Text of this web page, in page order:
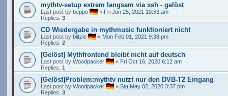
mythtv-setup extrem langsam via ssh - gelöst
Last post by beppo « Fri Jun 25, 2021 10:53 am
Replies: 3
CD Wiedergabe in mythmusic funktioniert nicht
Last post by blitzie « Mon Feb 01, 2021 9:38 pm
Replies: 2
[Gelöst] Mythfrontend bleibt nicht auf deutsch
Last post by Woodpacker « Fri Oct 16, 2020 6:12 am
Replies: 1
[Gelöst]Problem:mythtv nutzt nur den DVB-T2 Eingang
Last post by Woodpacker « Sat May 02, 2020 3:37 pm
Replies: 3